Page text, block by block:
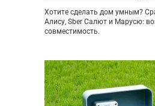
Хотите сделать дом умным?
Алису, Sber Салют и Марусю:
совместимость.